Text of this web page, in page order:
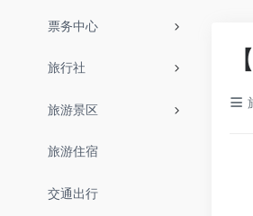
票务中心
旅行社
旅游景区
旅游住宿
交通出行